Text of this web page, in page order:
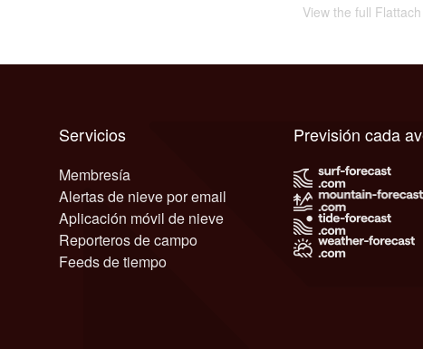
View the full
Servicios
Membresía
Alertas de nieve por email
Aplicación móvil de nieve
Reporteros de campo
Feeds de tiempo
Previsión cada